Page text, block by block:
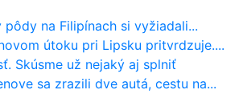
na Filipínach si vyžiadali...
útoku pri Lipsku pritvrdzuje....
Skúsme už nejaký aj splniť
sa zrazili dve autá, cestu na...